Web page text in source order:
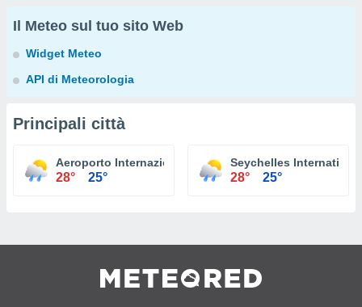
Il Meteo sul tuo sito Web
Widget Meteo
API di Meteorologia
Principali città
Aeroporto Internazionale delle Seychelles
28° 25°
Seychelles
28° 25°